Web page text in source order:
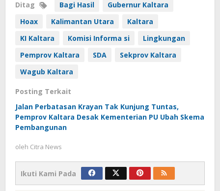
Ditag Bagi Hasil
Gubernur Kaltara
Hoax
Kalimantan Utara
Kaltara
KI Kaltara
Komisi Informa si
Lingkungan
Pemprov Kaltara
SDA
Sekprov Kaltara
Wagub Kaltara
Posting Terkait
Jalan Perbatasan Krayan Tak Kunjung Tuntas,
Pemprov Kaltara Desak Kementerian PU Ubah Skema
Pembangunan
oleh Citra News
Ikuti Kami Pada